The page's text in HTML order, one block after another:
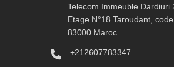
Telecom Immeuble Dardiuri
Etage N°18 Taroudant,
83000 Maroc
+212607783347